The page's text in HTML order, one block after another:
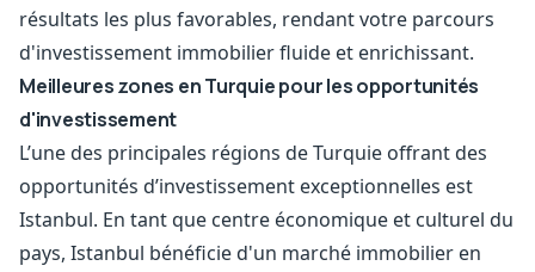
résultats les plus favorables, rendant votre parcours
d'investissement immobilier fluide et enrichissant.
Meilleures zones en Turquie pour les opportunités
d'investissement
L’une des principales régions de Turquie offrant des
opportunités d’investissement exceptionnelles est
Istanbul. En tant que centre économique et culturel du
pays, Istanbul bénéficie d'un marché immobilier en